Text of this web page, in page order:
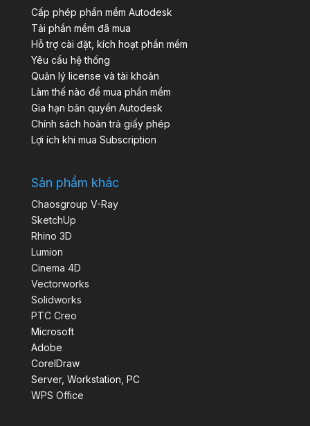
Cấp phép phần mềm Autodesk
Tải phần mềm đã mua
Hỗ trợ cài đặt, kích hoạt phần mềm
Yêu cầu hệ thống
Quản lý license và tài khoản
Làm thế nào để mua phần mềm
Gia hạn bản quyền Autodesk
Chính sách hoàn trả giấy phép
Lợi ích khi mua Subscription
Sản phẩm khác
Chaosgroup V-Ray
SketchUp
Rhino 3D
Lumion
Cinema 4D
Vectorworks
Solidworks
PTC Creo
Microsoft
Adobe
CorelDraw
Server, Workstation, PC
WPS Office